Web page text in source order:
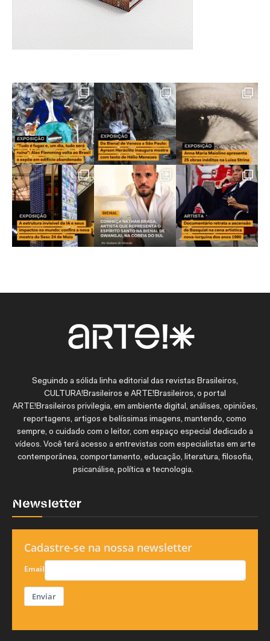
Seguindo a sólida linha editorial das revistas Brasileiros,
CULTURA!Brasileiros e ARTE!Brasileiros, o portal
ARTE!Brasileiros privilegia, em ambiente digital, análises, opiniões,
reportagens, artigos e belíssimas imagens, mantendo, como
sempre, o cuidado com o leitor, com espaço especial dedicado a
vídeos. Você terá acesso a entrevistas com especialistas em arte
contemporânea, comportamento, educação, literatura, filosofia,
psicanálise, política e tecnologia.
Newsletter
Cadastre-se na nossa newsletter
Email
Enviar